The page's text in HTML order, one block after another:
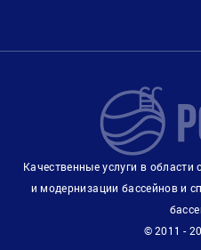
Качественные услуги в области
и модернизации бассейнов и
© 2011 -